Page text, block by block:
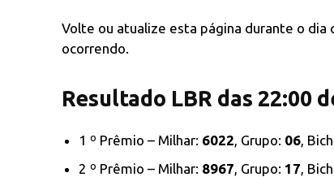
Volte ou atualize esta página durante o
ocorrendo.
Resultado LBR das 22:00
1 º Prêmio – Milhar: 6022, Grupo: 06,
2 º Prêmio – Milhar: 8967, Grupo: 17,